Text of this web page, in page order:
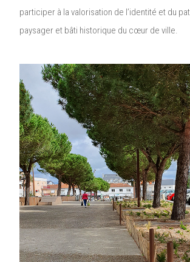
participer à la valorisation de l’identité et du
paysager et bâti historique du cœur de ville.